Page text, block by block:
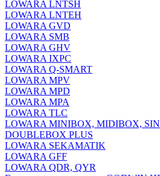
LOWARA LNTSH
LOWARA LNTEH
LOWARA GVD
LOWARA SMB
LOWARA GHV
LOWARA IXPС
LOWARA Q-SMART
LOWARA MPV
LOWARA MPD
LOWARA MPA
LOWARA TLC
LOWARA MINIBOX, MIDIBOX,
DOUBLEBOX PLUS
LOWARA SEKAMATIK
LOWARA GFF
LOWARA QDR, QYR